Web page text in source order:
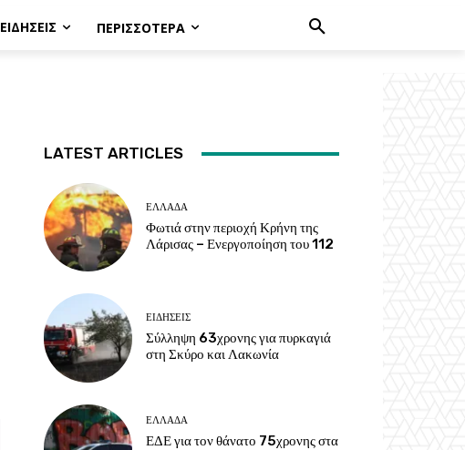
EIΔΗΣΕΙΣ ΠΕΡΙΣΣΟΤΕΡΑ
LATEST ARTICLES
ΕΛΛΑΔΑ
Φωτιά στην περιοχή Κρήνη της
Λάρισας – Ενεργοποίηση του 112
ΕΙΔΗΣΕΙΣ
Σύλληψη 63χρονης για πυρκαγιά
στη Σκύρο και Λακωνία
ΕΛΛΑΔΑ
ΕΔΕ για τον θάνατο 75χρονης στα